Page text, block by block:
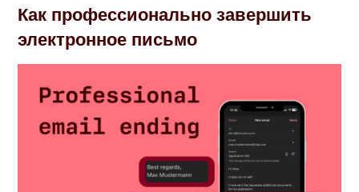
Как профессионально завершить
электронное письмо